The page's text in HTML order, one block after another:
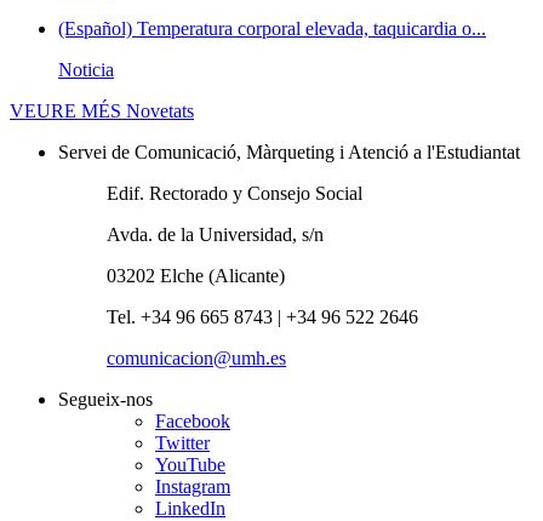
(Español) Temperatura corporal elevada, taquicardia o...
Noticia
VEURE MÉS Novetats
Servei de Comunicació, Màrqueting i Atenció a l'Estudiantat
Edif. Rectorado y Consejo Social
Avda. de la Universidad, s/n
03202 Elche (Alicante)
Tel. +34 96 665 8743 | +34 96 522 2646
comunicacion@umh.es
Segueix-nos
Facebook
Twitter
YouTube
Instagram
LinkedIn